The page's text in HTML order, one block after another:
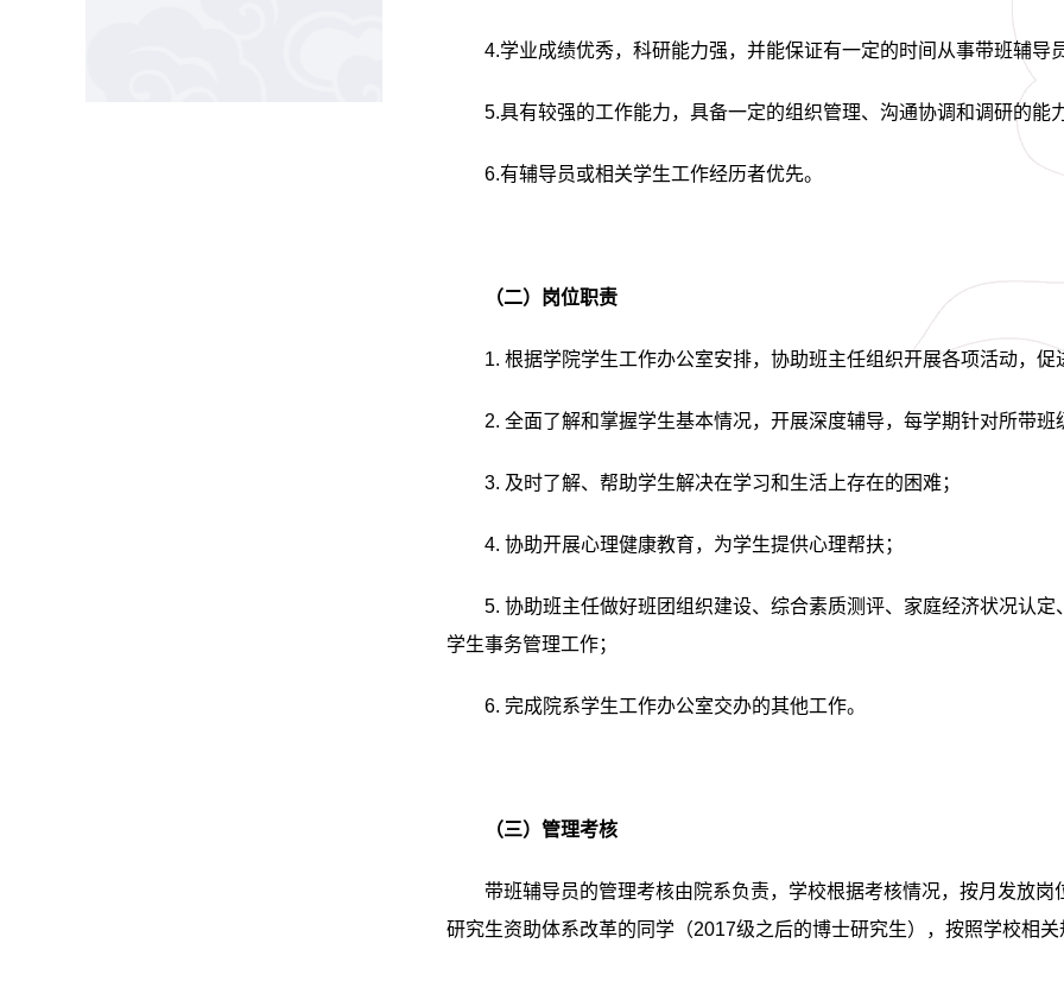
4.学业成绩优秀，科研能力强，并能保证有一定的时间从事带班辅导
5.具有较强的工作能力，具备一定的组织管理、沟通协调和调研的能力
6.有辅导员或相关学生工作经历者优先。
（二）岗位职责
1. 根据学院学生工作办公室安排，协助班主任组织开展各项活动，促
2. 全面了解和掌握学生基本情况，开展深度辅导，每学期针对所带班
3. 及时了解、帮助学生解决在学习和生活上存在的困难；
4. 协助开展心理健康教育，为学生提供心理帮扶；
5. 协助班主任做好班团组织建设、综合素质测评、家庭经济状况认
学生事务管理工作；
6. 完成院系学生工作办公室交办的其他工作。
（三）管理考核
带班辅导员的管理考核由院系负责，学校根据考核情况，按月发放岗
研究生资助体系改革的同学（2017级之后的博士研究生），按照学校相关